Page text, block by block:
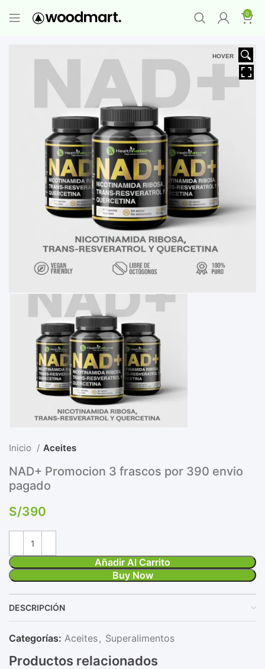
0
HOVER
Inicio Aceites
NAD+ Promocion 3 frascos por 390 envio
pagado
S/390
Añadir Al Carrito
Buy Now
DESCRIPCIÓN
Categorías: Aceites, Superalimentos
Productos relacionados
Premium-Compra 12 unidades y llévate 1
GRATIS ¡LO QUIERO YA